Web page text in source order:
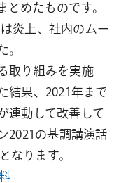
とめたものです。
炎上、社内のムー
。
取り組みを実施
結果、2021年まで
連動して改善して
2021の基調講演話
なります。